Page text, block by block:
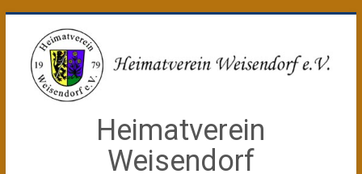
springen
Heimatverein
Weisendorf